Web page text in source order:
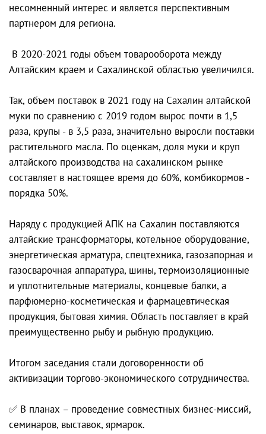
несомненный интерес и является перспективным
партнером для региона.
В 2020-2021 годы объем товарооборота между
Алтайским краем и Сахалинской областью увеличился.
Так, объем поставок в 2021 году на Сахалин алтайской
муки по сравнению с 2019 годом вырос почти в 1,5
раза, крупы - в 3,5 раза, значительно выросли поставки
растительного масла. По оценкам, доля муки и круп
алтайского производства на сахалинском рынке
составляет в настоящее время до 60%, комбикормов -
порядка 50%.
Наряду с продукцией АПК на Сахалин поставляются
алтайские трансформаторы, котельное оборудование,
энергетическая арматура, спецтехника, газозапорная и
газосварочная аппаратура, шины, термоизоляционные
и уплотнительные материалы, концевые балки, а
парфюмерно-косметическая и фармацевтическая
продукция, бытовая химия. Область поставляет в край
преимущественно рыбу и рыбную продукцию.
Итогом заседания стали договоренности об
активизации торгово-экономического сотрудничества.
✅ В планах – проведение совместных бизнес-миссий,
семинаров, выставок, ярмарок.